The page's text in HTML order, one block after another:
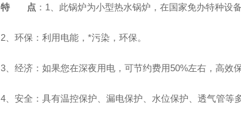
特 点 ：1、此锅炉为小型热水锅炉，在国家免办特种设
2、环保：利用电能，*污染，环保。
3、经济：如果您在深夜用电，可节约费用50%左右，高效
4、安全：具有温控保护、漏电保护、水位保护、透气管等